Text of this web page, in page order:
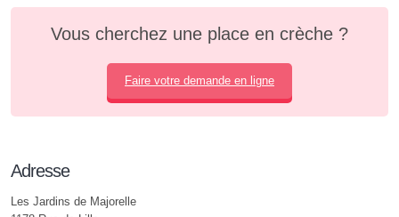
Vous cherchez une place en crèche ?
Faire votre demande en ligne
Adresse
Les Jardins de Majorelle